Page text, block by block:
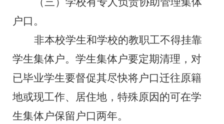
户口。
非本校学生和学校的教职工不得挂靠
学生集体户。学生集体户要定期清理，对
已毕业学生要督促其尽快将户口迁往原籍
地或现工作、居住地，特殊原因的可在学
生集体户保留户口两年。